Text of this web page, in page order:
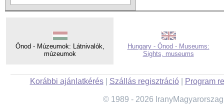
Ónod - Múzeumok: Látnivalók,
múzeumok
Hungary - Ónod - Museums:
Sights, museums
Korábbi ajánlatkérés| Szállás regisztráció| Program
© 1989 - 2026